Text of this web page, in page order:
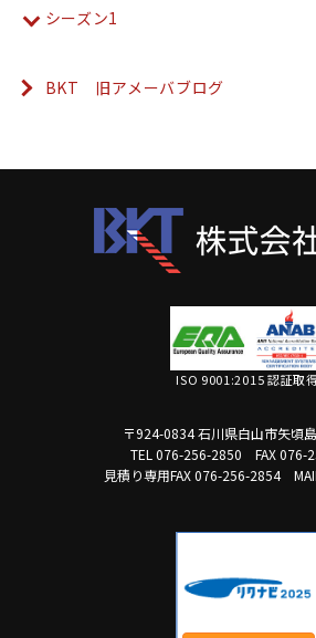
シーズン1
BKT 旧アメーバブログ
ISO 9001:2015 認証取
〒924-0834 石川県白山市矢頃
TEL 076-256-2850
FAX 076-
見積り専用FAX 076-256-2854